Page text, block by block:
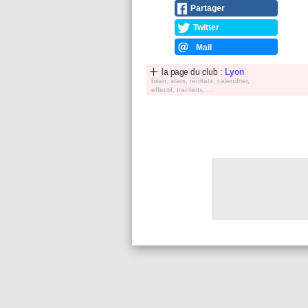
Partager
Twitter
Mail
la page du club : Lyon
bilan, stats, réultats, calendrier,
effectif, tranferts, ...